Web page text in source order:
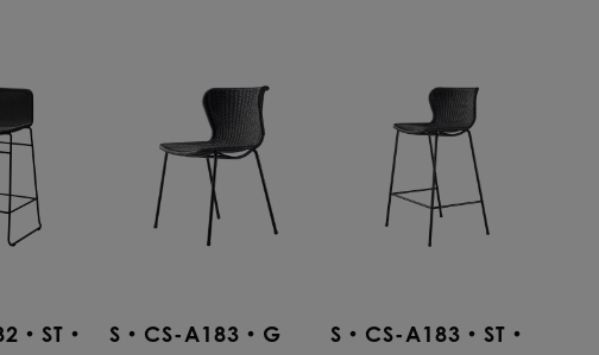
・ST・
S・CS-A183・G
S・CS-A183・ST・